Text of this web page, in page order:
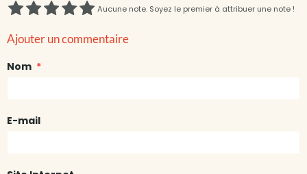
Aucune note. Soyez le premier à attribuer une note !
Ajouter un commentaire
Nom
E-mail